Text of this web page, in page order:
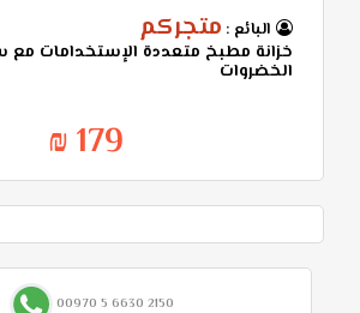
البائع : متجركم
خزانة مطبخ متعددة الإستخدامات
الخضروات
179 ₪
00970 5 6630 2150